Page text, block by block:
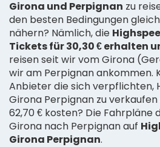
Girona und Perpignan zu
den besten Bedingungen
nähern? Nämlich, die
Tickets für 30,30 € erhalten
reisen seit wir vom Girona
wir am Perpignan ankommen.
Anbieter die sich verpflichten,
Girona Perpignan zu
62,70 € kosten? Die Fahrpläne
Girona nach Perpignan auf
Girona Perpignan.